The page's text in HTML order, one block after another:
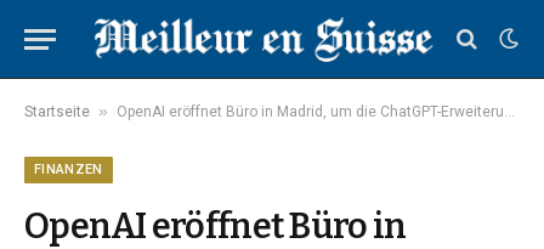
Startseite » OpenAI eröffnet Büro in Madrid, um die ChatGPT-Erweiterung zu beschleunigen
FINANZEN
OpenAI eröffnet Büro in